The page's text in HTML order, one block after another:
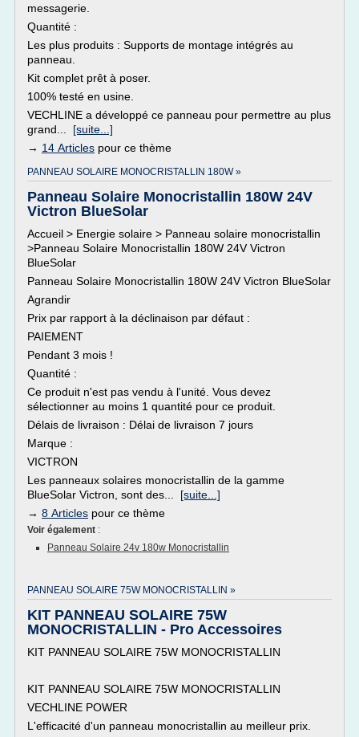
messagerie.
Quantité :
Les plus produits : Supports de montage intégrés au
panneau.
Kit complet prêt à poser.
100% testé en usine.
VECHLINE a développé ce panneau pour permettre au plus
grand... [suite...]
→ 14 Articles pour ce thème
PANNEAU SOLAIRE MONOCRISTALLIN 180W »
Panneau Solaire Monocristallin 180W 24V
Victron BlueSolar
Accueil > Energie solaire > Panneau solaire monocristallin
>Panneau Solaire Monocristallin 180W 24V Victron
BlueSolar
Panneau Solaire Monocristallin 180W 24V Victron BlueSolar
Agrandir
Prix par rapport à la déclinaison par défaut :
PAIEMENT
Pendant 3 mois !
Quantité :
Ce produit n'est pas vendu à l'unité. Vous devez
sélectionner au moins 1 quantité pour ce produit.
Délais de livraison : Délai de livraison 7 jours
Marque :
VICTRON
Les panneaux solaires monocristallin de la gamme
BlueSolar Victron, sont des... [suite...]
→ 8 Articles pour ce thème
Voir également :
Panneau Solaire 24v 180w Monocristallin
PANNEAU SOLAIRE 75W MONOCRISTALLIN »
KIT PANNEAU SOLAIRE 75W
MONOCRISTALLIN - Pro Accessoires
KIT PANNEAU SOLAIRE 75W MONOCRISTALLIN
KIT PANNEAU SOLAIRE 75W MONOCRISTALLIN
VECHLINE POWER
L'efficacité d'un panneau monocristallin au meilleur prix.